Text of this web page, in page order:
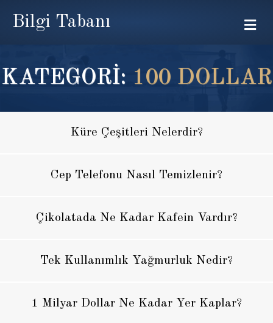
Bilgi Tabanı
KATEGORİ: 100 DOLLAR
Küre Çeşitleri Nelerdir?
Cep Telefonu Nasıl Temizlenir?
Çikolatada Ne Kadar Kafein Vardır?
Tek Kullanımlık Yağmurluk Nedir?
1 Milyar Dollar Ne Kadar Yer Kaplar?